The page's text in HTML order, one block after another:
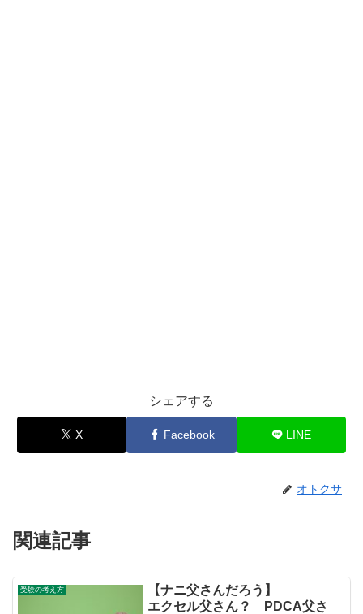
シェアする
X Facebook LINE
オトクサ
関連記事
受験の考え方
【ナニ父さんだろう】
エクセル父さん？ PDCA父さ